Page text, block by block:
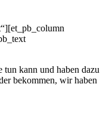
tun kann und haben dazu
bekommen, wir haben